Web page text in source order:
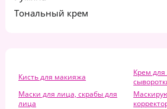
Тональный крем
Кисть для макияжа
Крем для
Маски для лица, скрабы для
лица